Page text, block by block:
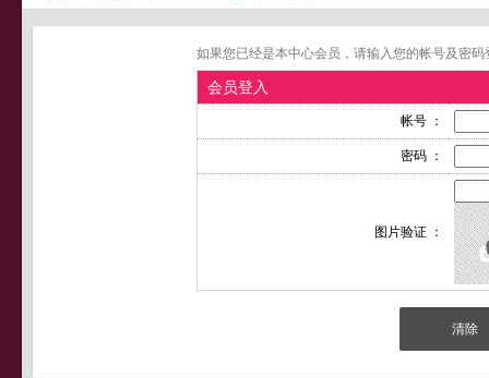
如果您已经是本中心会员，请输入您的帐号及密
会员登入
帐号 ：
密码 ：
图片验证 ：